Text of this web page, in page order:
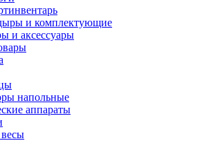
и комплектующие
и аксессуары
напольные
аппараты